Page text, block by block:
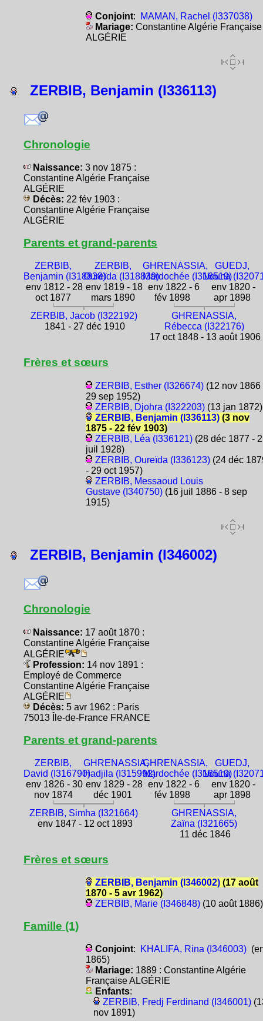
Conjoint:
MAMAN, Rachel (I337038)
Mariage: Constantine Algérie Française
ALGÉRIE
ZERBIB, Benjamin (I336113)
Chronologie
Naissance: 3 nov 1875 :
Constantine Algérie Française
ALGÉRIE
Décès: 22 fév 1903 :
Constantine Algérie Française
ALGÉRIE
Parents et grand-parents
ZERBIB,
Benjamin (I318838)
env 1812 - 28
oct 1877
ZERBIB,
Oureïda (I318839)
env 1819 - 18
mars 1890
GHRENASSIA,
Mardochée (I316519)
env 1822 - 6
fév 1898
GUEDJ,
Nouna
env 1820 -
apr 1898
ZERBIB, Jacob (I322192)
1841 - 27 déc 1910
GHRENASSIA,
Rébecca (I322176)
17 oct 1848 - 13 août 1906
Frères et sœurs
ZERBIB, Esther (I326674)(12 nov 1866
29 sep 1952)
ZERBIB, Djohra (I322203)(13 jan 1872)
ZERBIB, Benjamin (I336113)(3 nov
1875 - 22 fév 1903)
ZERBIB, Léa (I336121)(28 déc 1877 - 2
juil 1928)
ZERBIB, Oureïda (I336123)(24 déc
- 29 oct 1957)
ZERBIB, Messaoud Louis
Gustave (I340750)(16 juil 1886 - 8 sep
1915)
ZERBIB, Benjamin (I346002)
Chronologie
Naissance: 17 août 1870 :
Constantine Algérie Française
ALGÉRIE
Profession: 14 nov 1891 :
Employé de Commerce
Constantine Algérie Française
ALGÉRIE
Décès: 5 avr 1962 : Paris
75013 Île-de-France FRANCE
Parents et grand-parents
ZERBIB,
David (I316790)
env 1826 - 30
nov 1874
GHRENASSIA,
Hadjila (I315992)
env 1829 - 28
déc 1901
GHRENASSIA,
Mardochée (I316519)
env 1822 - 6
fév 1898
GUEDJ,
Nouna
env 1820 -
apr 1898
ZERBIB, Simha (I321664)
env 1847 - 12 oct 1893
GHRENASSIA,
Zaïna (I321665)
11 déc 1846
Frères et sœurs
ZERBIB, Benjamin (I346002)(17 août
1870 - 5 avr 1962)
ZERBIB, Marie (I346848)(10 août 1886)
Famille (1)
Conjoint: KHALIFA, Rina (I346003)
1865)
Mariage: 1889 : Constantine Algérie
Française ALGÉRIE
Enfants:
ZERBIB, Fredj Ferdinand (I346001)
nov 1891)